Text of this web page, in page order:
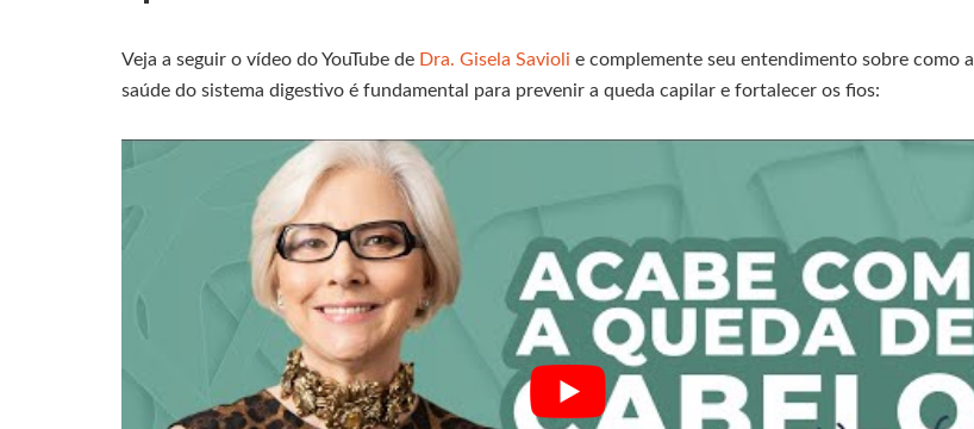
Veja a seguir o vídeo do YouTube de Dra. Gisela Savioli e complemente seu entendimento sobre como a
saúde do sistema digestivo é fundamental para prevenir a queda capilar e fortalecer os fios: